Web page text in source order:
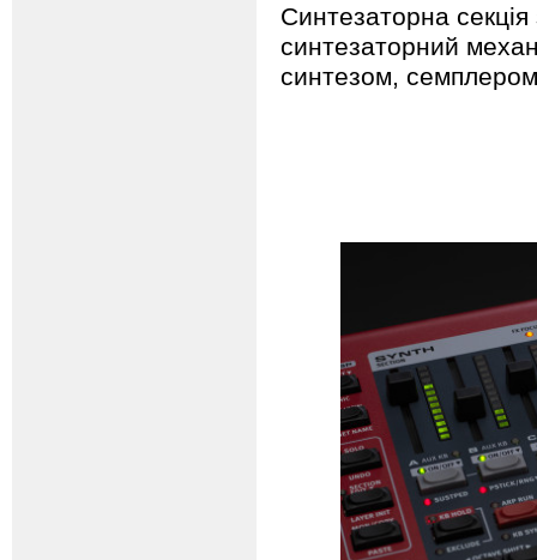
Синтезаторна
синтезаторний
синтезом,